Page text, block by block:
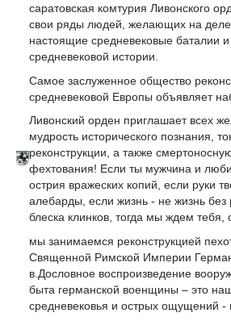
саратовская комтурия Ливонского
свои ряды людей, желающих на деле
настоящие средневековые баталии и
средневековой истории.
Самое заслуженное общество
средневековой Европы объявляет
Ливонский орден приглашает всех
мудрость исторического познания,
реконструкции, а также
фехтования! Если ты мужчина и
острия вражеских копий, если руки
алебарды, если жизнь - не жизнь без
блеска клинков, тогда мы ждем тебя,
мы занимаемся реконструкцией
Священной Римской Империи
в.Дословное воспроизведение
быта германской военщины – это
средневековья и острых ощущений -